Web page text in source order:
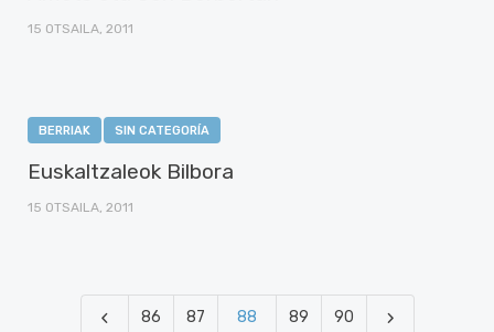
15 OTSAILA, 2011
BERRIAK SIN CATEGORÍA
Euskaltzaleok Bilbora
15 OTSAILA, 2011
86 87 88 89 90